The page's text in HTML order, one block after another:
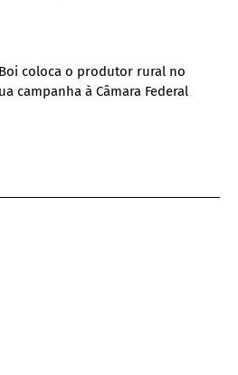
coloca o produtor rural no
campanha à Câmara Federal